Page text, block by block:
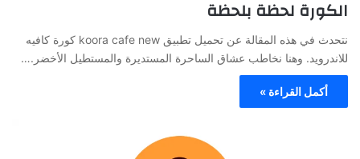
الكورة لحظة بلحظة
نتحدث في هذه المقالة عن تحميل تطبيق koora cafe new كورة كافيه‏
للاندرويد. وهنا نخاطب عشاق الساحرة المستديرة والمستطيل الأخضر.…
أكمل القراءة »